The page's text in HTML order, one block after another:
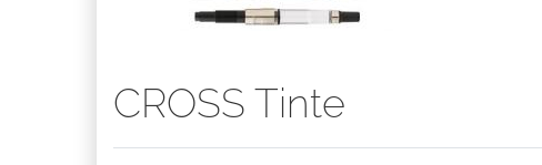
CROSS Tinte